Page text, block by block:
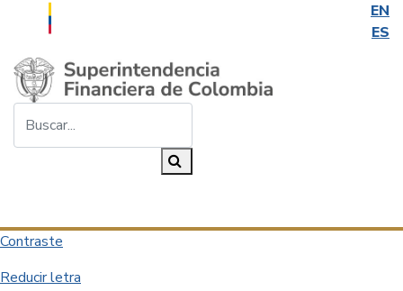
EN
ES
Saltar al contenido principal
Contraste
Reducir letra